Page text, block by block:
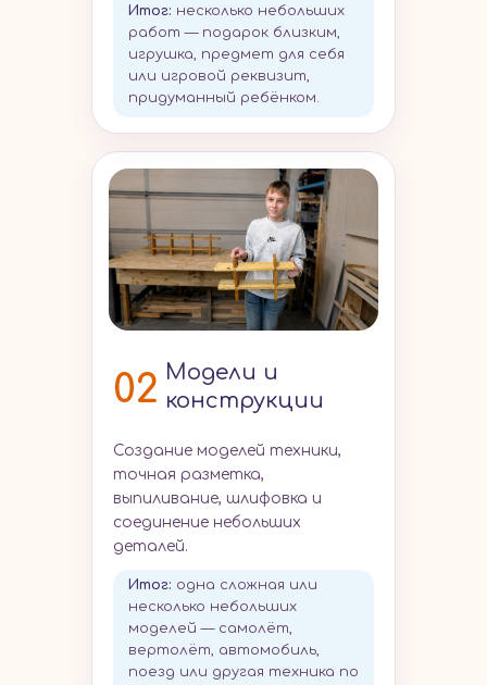
02 Модели и
конструкции
Создание моделей техники,
точная разметка,
выпиливание, шлифовка и
соединение небольших
деталей.
Итог: одна сложная или
несколько небольших
моделей — самолёт,
вертолёт, автомобиль,
поезд или другая техника по
Итог: несколько небольших
работ — подарок близким,
игрушка, предмет для себя
или игровой реквизит,
придуманный ребёнком.